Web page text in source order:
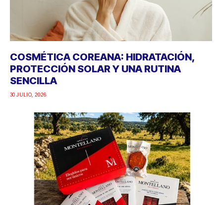
COSMÉTICA COREANA: HIDRATACIÓN,
PROTECCIÓN SOLAR Y UNA RUTINA
SENCILLA
30 JULIO, 2026